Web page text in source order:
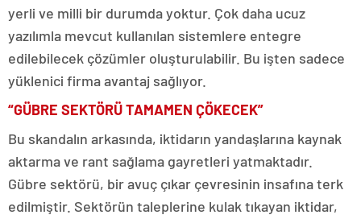
yerli ve milli bir durumda yoktur. Çok daha ucuz
yazılımla mevcut kullanılan sistemlere entegre
edilebilecek çözümler oluşturulabilir. Bu işten sadece
yüklenici firma avantaj sağlıyor.
“GÜBRE SEKTÖRÜ TAMAMEN ÇÖKECEK”
Bu skandalın arkasında, iktidarın yandaşlarına kaynak
aktarma ve rant sağlama gayretleri yatmaktadır.
Gübre sektörü, bir avuç çıkar çevresinin insafına terk
edilmiştir. Sektörün taleplerine kulak tıkayan iktidar,